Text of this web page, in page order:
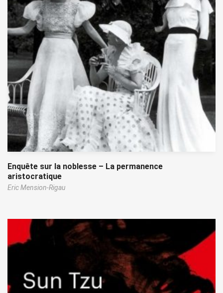
Enquête sur la noblesse – La permanence
aristocratique
Eric Mension-Rigau